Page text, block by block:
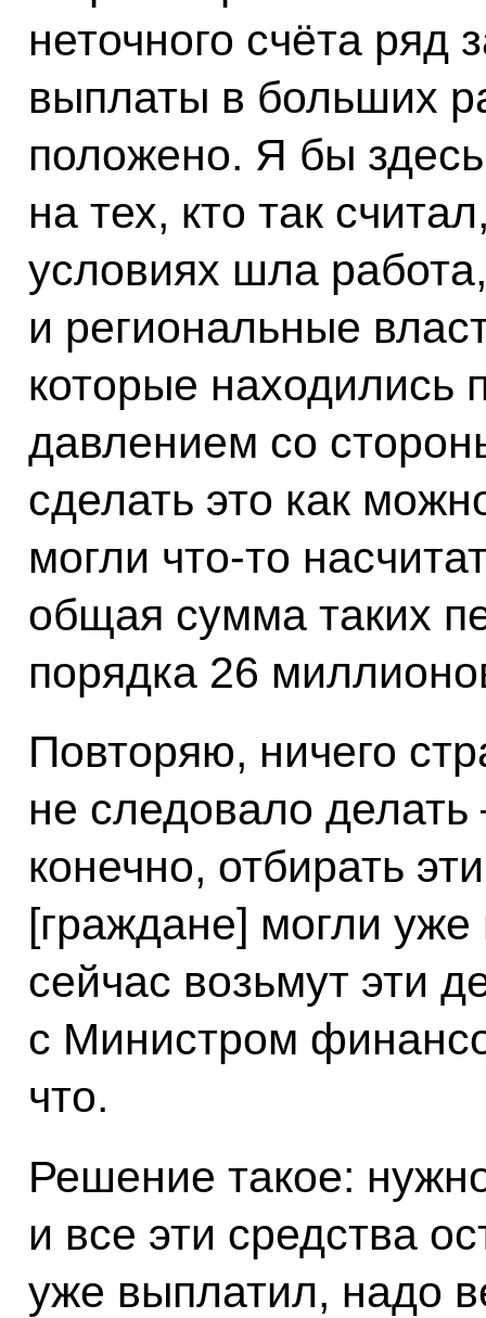
неточного счёта ряд
выплаты в больших
положено. Я бы
на тех, кто так
условиях шла
и региональные
которые находились
давлением со
сделать это как
могли что‑то
общая сумма таких
порядка 26
Повторяю, ничего
не следовало
конечно, отбирать
[граждане] могли уже
сейчас возьмут эти
с Министром
что.
Решение такое:
и все эти средства
уже выплатил, надо